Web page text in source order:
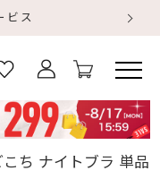
ビス
こち ナイトブラ 単品